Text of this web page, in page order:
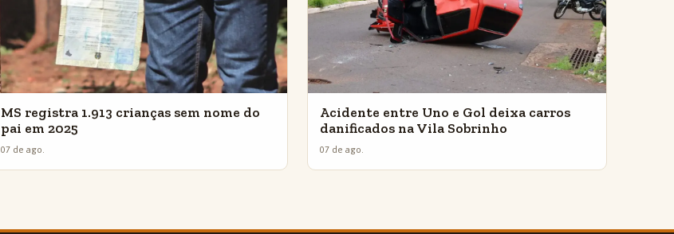
MS registra 1.913 crianças sem nome do
pai em 2025
07 de ago.
Acidente entre Uno e Gol deixa carros
danificados na Vila Sobrinho
07 de ago.